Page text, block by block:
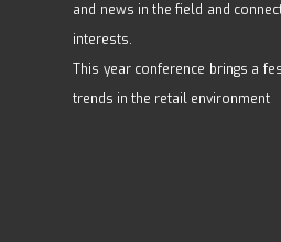
and news in the field and
interests.
This year conference brings a
trends in the retail environment